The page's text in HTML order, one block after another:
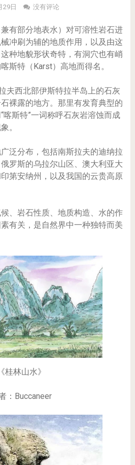
29日 没有评论
有部分地表水）对可溶性岩石进
冲刷为辅的地质作用，以及由这
种地貌形状奇特，有洞穴也有峭
斯特（Karst）高地而得名。
夫西北部伊斯特拉半岛上的石灰
裸露的地方。那里有发育典型的
喀斯特”一词称呼石灰岩溶蚀而成
。
泛分布，包括南斯拉夫的迪纳拉
罗斯的乌拉尔山区、澳大利亚大
第安纳州，以及我国的云贵高原
、岩石性质、地质构造、水的作
有关，是自然界中一种独特而美
《桂林山水》
：Buccaneer